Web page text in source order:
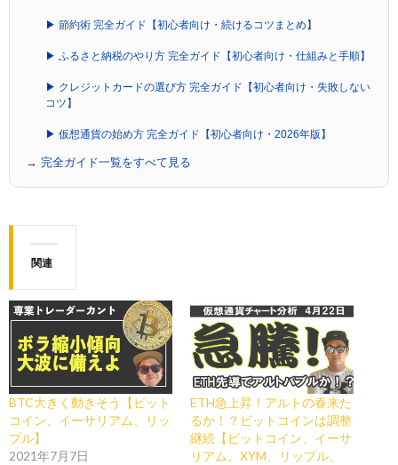
▶ 節約術 完全ガイド【初心者向け・続けるコツまとめ】
▶ ふるさと納税のやり方 完全ガイド【初心者向け・仕組みと手順】
▶ クレジットカードの選び方 完全ガイド【初心者向け・失敗しない
コツ】
▶ 仮想通貨の始め方 完全ガイド【初心者向け・2026年版】
→ 完全ガイド一覧をすべて見る
関連
BTC大きく動きそう【ビット
コイン、イーサリアム、リッ
プル】
2021年7月7日
ETH急上昇！アルトの春来た
るか！？ビットコインは調整
継続【ビットコイン、イーサ
リアム、XYM、リップル、